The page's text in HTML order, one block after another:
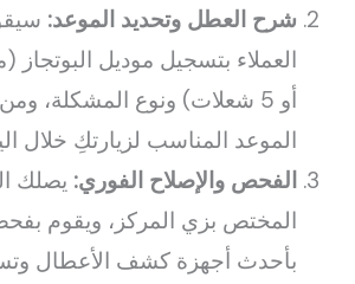
شرح العطل وتحديد الموعد:
أو 5 شعلات) ونوع المشكلة،
الموعد المناسب لزيارتكِ خلال
الفحص والإصلاح الفوري: يصلك
المختص بزي المركز، ويقوم
بأحدث أجهزة كشف الأعطال